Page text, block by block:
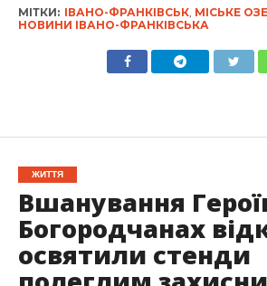
МІТКИ: ІВАНО-ФРАНКІВСЬК, МІСЬКЕ
НОВИНИ ІВАНО-ФРАНКІВСЬКА
ЖИТТЯ
Вшанування
Богородчанах
освятили стенди